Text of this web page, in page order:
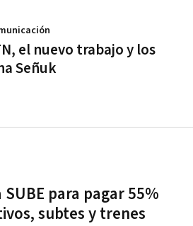
el nuevo trabajo y los
Señuk
para pagar 55%
subtes y trenes